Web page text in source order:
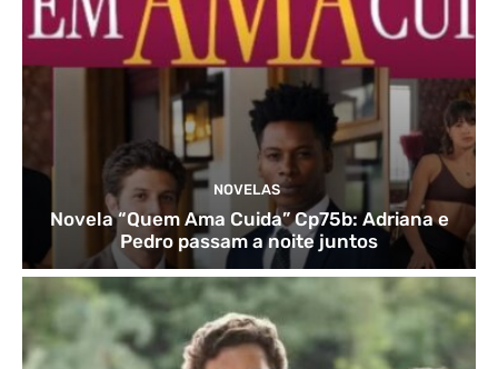
NOVELAS
Novela “Quem Ama Cuida” Cp75b: Adriana e
Pedro passam a noite juntos